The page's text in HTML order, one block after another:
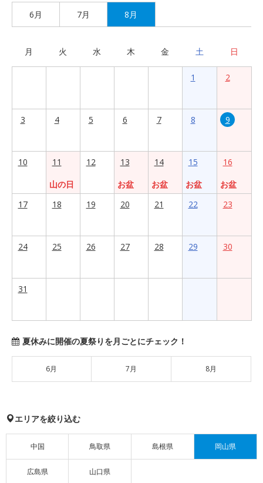
6月 7月 8月
月 火 水 木 金 土 日
1 2
3 4 5 6 7 8 9
10
11
山の日
12
13
お盆
14
お盆
15
お盆
16
お盆
17
18 19 20 21 22 23
24 25 26 27 28 29 30
31
夏休みに開催の夏祭りを月ごとにチェック！
6月 7月 8月
エリアを絞り込む
中国 鳥取県 島根県 岡山県
広島県 山口県